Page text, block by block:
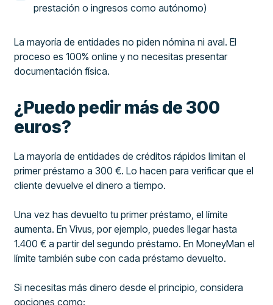
prestación o ingresos como autónomo)
La mayoría de entidades no piden nómina ni aval. El
proceso es 100% online y no necesitas presentar
documentación física.
¿Puedo pedir más de 300
euros?
La mayoría de entidades de créditos rápidos limitan el
primer préstamo a 300 €. Lo hacen para verificar que el
cliente devuelve el dinero a tiempo.
Una vez has devuelto tu primer préstamo, el límite
aumenta. En Vivus, por ejemplo, puedes llegar hasta
1.400 € a partir del segundo préstamo. En MoneyMan el
límite también sube con cada préstamo devuelto.
Si necesitas más dinero desde el principio, considera
opciones como: